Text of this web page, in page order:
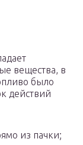
вещества, в
было
действий
из пачки;